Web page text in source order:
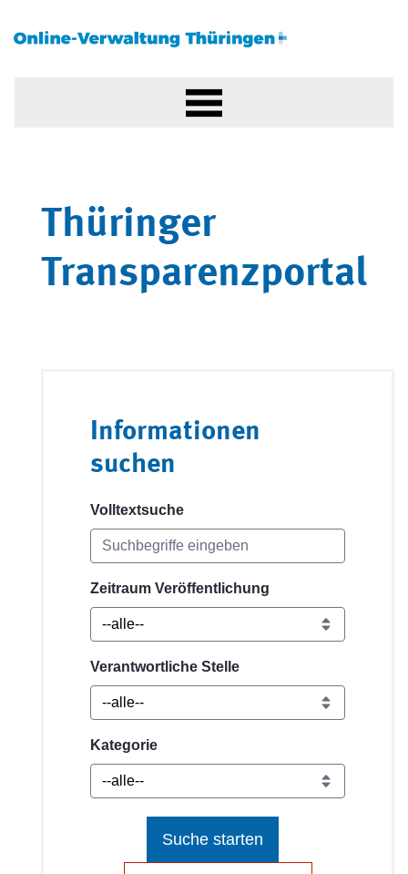
Thüringer
Transparenzportal
Informationen
suchen
Volltextsuche
Zeitraum Veröffentlichung
Verantwortliche Stelle
Kategorie
Suche starten